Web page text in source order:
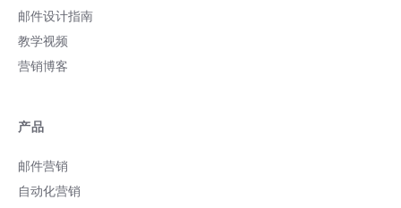
邮件设计指南
教学视频
营销博客
产品
邮件营销
自动化营销